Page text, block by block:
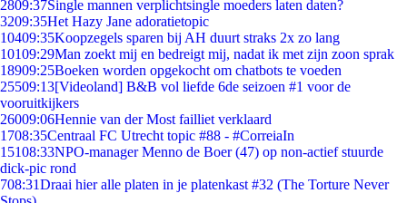
2809:37Single mannen verplichtsingle moeders laten daten?
3209:35Het Hazy Jane adoratietopic
10409:35Koopzegels sparen bij AH duurt straks 2x zo lang
10109:29Man zoekt mij en bedreigt mij, nadat ik met zijn zoon sprak
18909:25Boeken worden opgekocht om chatbots te voeden
25509:13[Videoland] B&B vol liefde 6de seizoen #1 voor de
vooruitkijkers
26009:06Hennie van der Most failliet verklaard
1708:35Centraal FC Utrecht topic #88 - #CorreiaIn
15108:33NPO-manager Menno de Boer (47) op non-actief stuurde
dick-pic rond
708:31Draai hier alle platen in je platenkast #32 (The Torture Never